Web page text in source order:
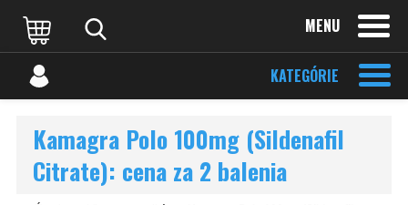
MENU
KATEGÓRIE
Kamagra Polo 100mg (Sildenafil
Citrate): cena za 2 balenia